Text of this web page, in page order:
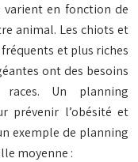
varient en fonction de
animal. Les chiots et
et plus riches
ont des besoins
Un planning
prévenir l’obésité et
exemple de planning
moyenne :